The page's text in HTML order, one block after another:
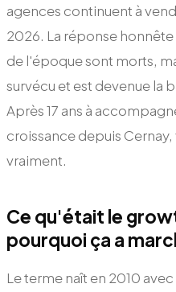
agences continuent à
2026. La réponse
de l'époque sont morts,
survécu et est devenue la
Après 17 ans à
croissance depuis
vraiment.
Ce qu'était le
pourquoi ça a
Le terme naît en 2010